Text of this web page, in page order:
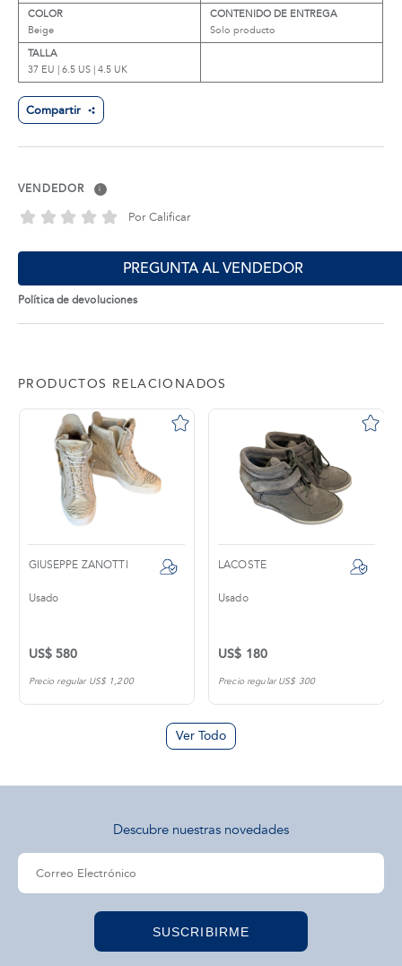
COLOR
Beige
CONTENIDO DE ENTREGA
Solo producto
TALLA
37 EU | 6.5 US | 4.5 UK
Compartir
VENDEDOR i
Por Calificar
PREGUNTA AL VENDEDOR
Política de devoluciones
PRODUCTOS RELACIONADOS
GIUSEPPE ZANOTTI
Usado
US$ 580
Precio regular US$ 1,200
LACOSTE
Usado
US$ 180
Precio regular US$ 300
Ver Todo
Descubre nuestras novedades
SUSCRIBIRME